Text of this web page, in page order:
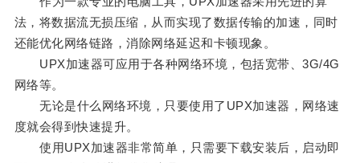
法，将数据流无损压缩，从而实现了数据传输的加速，同时
还能优化网络链路，消除网络延迟和卡顿现象。
UPX加速器可应用于各种网络环境，包括宽带、3G/4G
网络等。
无论是什么网络环境，只要使用了UPX加速器，网络速
度就会得到快速提升。
使用UPX加速器非常简单，只需要下载安装后，启动即